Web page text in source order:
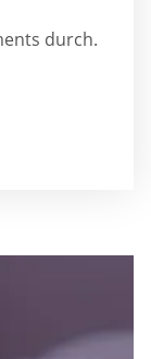
durch.